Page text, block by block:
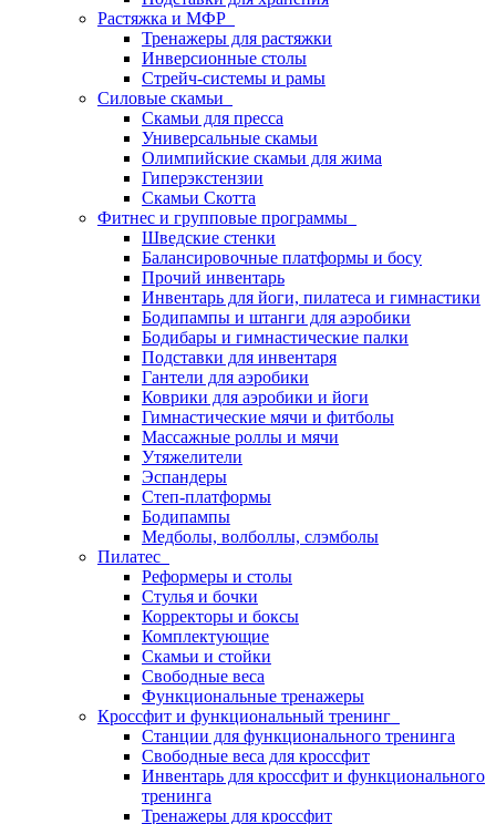
Растяжка и МФР
Тренажеры для растяжки
Инверсионные столы
Стрейч-системы и рамы
Силовые скамьи
Скамьи для пресса
Универсальные скамьи
Олимпийские скамьи для жима
Гиперэкстензии
Скамьи Скотта
Фитнес и групповые программы
Шведские стенки
Балансировочные платформы и босу
Прочий инвентарь
Инвентарь для йоги, пилатеса и гимнастики
Бодипампы и штанги для аэробики
Бодибары и гимнастические палки
Подставки для инвентаря
Гантели для аэробики
Коврики для аэробики и йоги
Гимнастические мячи и фитболы
Массажные роллы и мячи
Утяжелители
Эспандеры
Степ-платформы
Бодипампы
Медболы, волболлы, слэмболы
Пилатес
Реформеры и столы
Стулья и бочки
Корректоры и боксы
Комплектующие
Скамьи и стойки
Свободные веса
Функциональные тренажеры
Кроссфит и функциональный тренинг
Станции для функционального тренинга
Свободные веса для кроссфит
Инвентарь для кроссфит и функционального
тренинга
Тренажеры для кроссфит